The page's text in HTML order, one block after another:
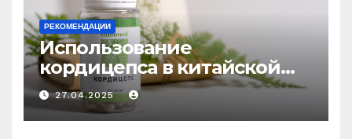
РЕКОМЕНДАЦИИ
Использование
кордицепса в китайской
медицине: природное
средство против усталости
и истощения
27.04.2025